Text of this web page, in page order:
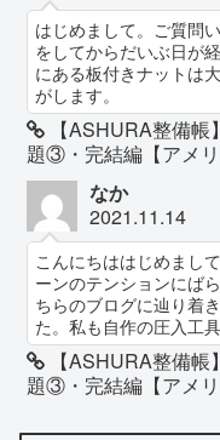
はじめまして。ご質問
をしてからだいぶ日が
にある板付きナットは
がします。
【ASHURA整備
題③・完結編【アメリ
なか
2021.11.14
こんにちははじめまし
ーンのテンションにば
ちらのブログに辿り着
た。私も自作の圧入工
【ASHURA整備
題③・完結編【アメリ